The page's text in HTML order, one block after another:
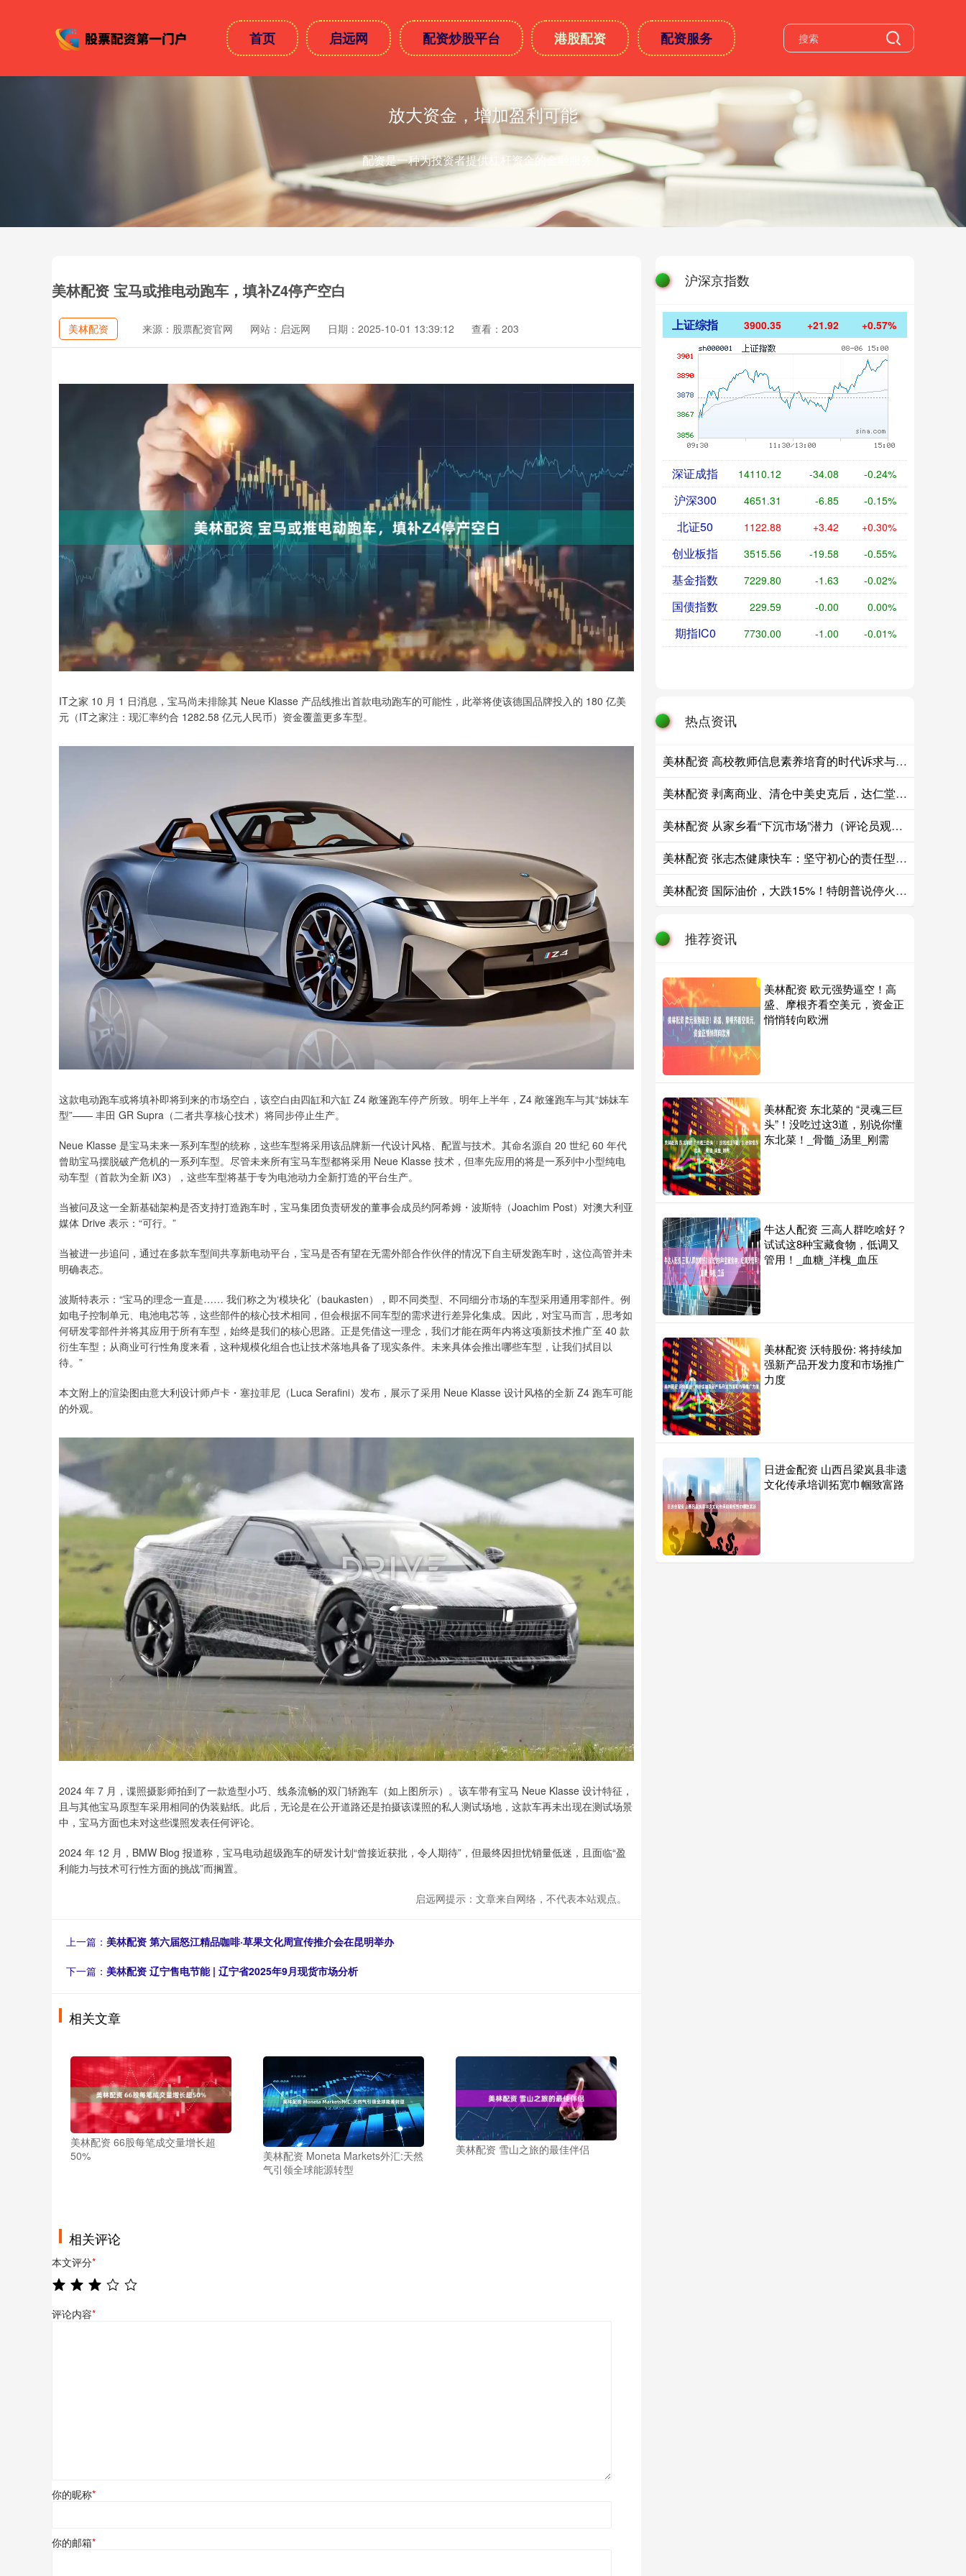
首页 启远网 配资炒股平台 港股配资 配资服务
放大资金，增加盈利可能
配资是一种为投资者提供杠杆资金的金融服务！
美林配资 宝马或推电动跑车，填补Z4停产空白
美林配资 来源：股票配资官网 网站：启远网 日期：2025-10-01 13:39:12 查看：203
IT之家 10 月 1 日消息，宝马尚未排除其 Neue Klasse 产品线推出首款电动跑车的可能性，此举将使该德国品牌投入的 180 亿美
元（IT之家注：现汇率约合 1282.58 亿元人民币）资金覆盖更多车型。
这款电动跑车或将填补即将到来的市场空白，该空白由四缸和六缸 Z4 敞篷跑车停产所致。明年上半年，Z4 敞篷跑车与其“姊妹车
型”—— 丰田 GR Supra（二者共享核心技术）将同步停止生产。
Neue Klasse 是宝马未来一系列车型的统称，这些车型将采用该品牌新一代设计风格、配置与技术。其命名源自 20 世纪 60 年代
曾助宝马摆脱破产危机的一系列车型。尽管未来所有宝马车型都将采用 Neue Klasse 技术，但率先应用的将是一系列中小型纯电
动车型（首款为全新 iX3），这些车型将基于专为电池动力全新打造的平台生产。
当被问及这一全新基础架构是否支持打造跑车时，宝马集团负责研发的董事会成员约阿希姆・波斯特（Joachim Post）对澳大利亚
媒体 Drive 表示：“可行。”
当被进一步追问，通过在多款车型间共享新电动平台，宝马是否有望在无需外部合作伙伴的情况下自主研发跑车时，这位高管并未
明确表态。
波斯特表示：“宝马的理念一直是…… 我们称之为‘模块化’（baukasten），即不同类型、不同细分市场的车型采用通用零部件。例
如电子控制单元、电池电芯等，这些部件的核心技术相同，但会根据不同车型的需求进行差异化集成。因此，对宝马而言，思考如
何研发零部件并将其应用于所有车型，始终是我们的核心思路。正是凭借这一理念，我们才能在两年内将这项新技术推广至 40 款
衍生车型；从商业可行性角度来看，这种规模化组合也让技术落地具备了现实条件。未来具体会推出哪些车型，让我们拭目以
待。”
本文附上的渲染图由意大利设计师卢卡・塞拉菲尼（Luca Serafini）发布，展示了采用 Neue Klasse 设计风格的全新 Z4 跑车可能
的外观。
2024 年 7 月，谍照摄影师拍到了一款造型小巧、线条流畅的双门轿跑车（如上图所示）。该车带有宝马 Neue Klasse 设计特征，
且与其他宝马原型车采用相同的伪装贴纸。此后，无论是在公开道路还是拍摄该谍照的私人测试场地，这款车再未出现在测试场景
中，宝马方面也未对这些谍照发表任何评论。
2024 年 12 月，BMW Blog 报道称，宝马电动超级跑车的研发计划“曾接近获批，令人期待”，但最终因担忧销量低迷，且面临“盈
利能力与技术可行性方面的挑战”而搁置。
启远网提示：文章来自网络，不代表本站观点。
上一篇： 美林配资 第六届怒江精品咖啡·草果文化周宣传推介会在昆明举办
下一篇： 美林配资 辽宁售电节能 | 辽宁省2025年9月现货市场分析
相关文章
美林配资 66股每笔成交量增长超
50%
美林配资 Moneta Markets外汇:天然
气引领全球能源转型
美林配资 雪山之旅的最佳伴侣
相关评论
本文评分*
评论内容*
你的昵称*
你的邮箱*
沪深京指数
上证综指 3900.35 +21.92 +0.57%
深证成指 14110.12 -34.08 -0.24%
沪深300 4651.31 -6.85 -0.15%
北证50 1122.88 +3.42 +0.30%
创业板指 3515.56 -19.58 -0.55%
基金指数 7229.80 -1.63 -0.02%
国债指数 229.59 -0.00 0.00%
期指IC0 7730.00 -1.00 -0.01%
热点资讯
美林配资 高校教师信息素养培育的时代诉求与系统化路径
美林配资 剥离商业、清仓中美史克后，达仁堂业绩双降，速效救心丸卖了20亿
美林配资 从家乡看“下沉市场”潜力（评论员观察）
美林配资 张志杰健康快车：坚守初心的责任型健康科普践行者
美林配资 国际油价，大跌15%！特朗普说停火两周，伊朗接受了
推荐资讯
美林配资 欧元强势逼空！高
盛、摩根齐看空美元，资金正
悄悄转向欧洲
美林配资 东北菜的 “灵魂三巨
头”！没吃过这3道，别说你懂
东北菜！_骨髓_汤里_刚需
牛达人配资 三高人群吃啥好？
试试这8种宝藏食物，低调又
管用！_血糖_洋槐_血压
美林配资 沃特股份: 将持续加
强新产品开发力度和市场推广
力度
日进金配资 山西吕梁岚县非遗
文化传承培训拓宽巾帼致富路